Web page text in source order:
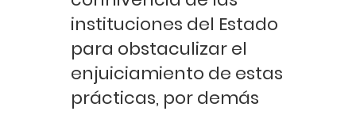
instituciones del Estado
para obstaculizar el
enjuiciamiento de estas
prácticas, por demás